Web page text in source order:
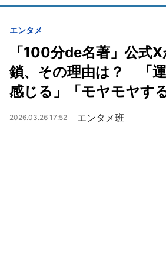
エンタメ
「100分de名著」公式
鎖、その理由は？ 「
感じる」「モヤモヤす
2026.03.26 17:52 エンタメ班